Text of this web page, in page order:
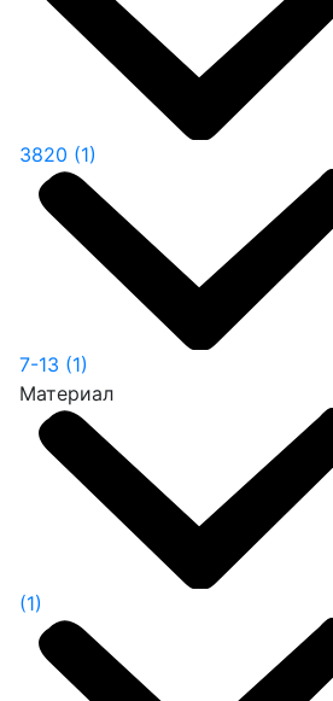
3820 (1)
7-13 (1)
Материал
(1)